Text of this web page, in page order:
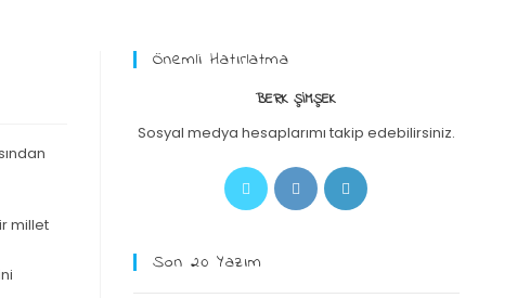
millet
Önemli Hatırlatma
BERK ŞIMŞEK
Sosyal medya hesaplarımı takip edebilirsiniz.
Son 20 Yazım